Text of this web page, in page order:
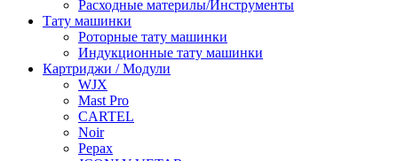
Расходные материлы/Инструменты
Тату машинки
Роторные тату машинки
Индукционные тату машинки
Картриджи / Модули
WJX
Mast Pro
CARTEL
Noir
Pepax